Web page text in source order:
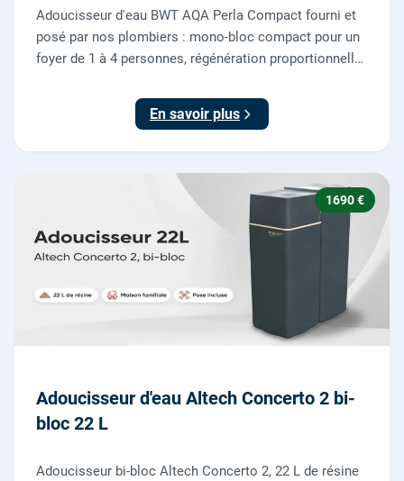
Adoucisseur d'eau BWT AQA Perla Compact fourni et
posé par nos plombiers : mono-bloc compact pour un
foyer de 1 à 4 personnes, régénération proportionnelle
toute la maison du calcaire.
En savoir plus
1690 €
Adoucisseur d'eau Altech Concerto 2 bi-
bloc 22 L
Adoucisseur bi-bloc Altech Concerto 2, 22 L de résine